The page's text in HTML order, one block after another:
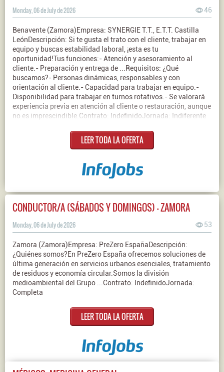
Monday, 06 de July de 2026 46
Benavente (Zamora)Empresa: SYNERGIE T.T., E.T.T. Castilla
LeónDescripción: Si te gusta el trato con el cliente, trabajar en
equipo y buscas estabilidad laboral, ¡esta es tu
oportunidad!Tus funciones:- Atención y asesoramiento al
cliente.- Preparación y entrega de ...Requisitos: ¿Qué
buscamos?- Personas dinámicas, responsables y con
orientación al cliente.- Capacidad para trabajar en equipo.-
Disponibilidad para trabajar en turnos rotativos.- Se valorará
experiencia previa en atención al cliente o restauración, aunque
no es imprescindible.Contrato: IndefinidoJornada: Indiferente
LEER TODA LA OFERTA
CONDUCTOR/A (SÁBADOS Y DOMINGOS) - ZAMORA
Monday, 06 de July de 2026 53
Zamora (Zamora)Empresa: PreZero EspañaDescripción:
¿Quiénes somos?En PreZero España ofrecemos soluciones de
última generación en servicios urbanos esenciales, tratamiento
de residuos y economía circular.Somos la división
medioambiental del Grupo ...Contrato: IndefinidoJornada:
Completa
LEER TODA LA OFERTA